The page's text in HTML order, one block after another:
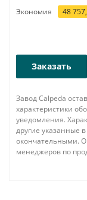
Экономия 48
Заказать
Завод Calpeda
характеристики
уведомления.
другие указанные
окончательными.
менеджеров по